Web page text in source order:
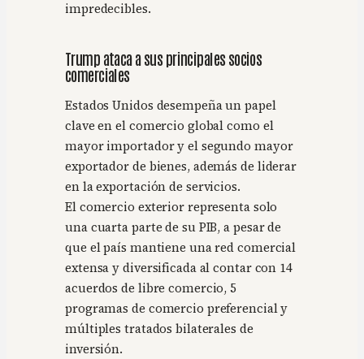
impredecibles.
Trump ataca a sus principales socios
comerciales
Estados Unidos desempeña un papel
clave en el comercio global como el
mayor importador y el segundo mayor
exportador de bienes, además de liderar
en la exportación de servicios.
El comercio exterior representa solo
una cuarta parte de su PIB, a pesar de
que el país mantiene una red comercial
extensa y diversificada al contar con 14
acuerdos de libre comercio, 5
programas de comercio preferencial y
múltiples tratados bilaterales de
inversión.